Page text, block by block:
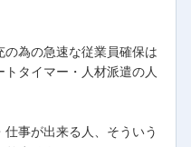
為の急速な従業員確保は
タイマー・人材派遣の人
事が出来る人、そういう